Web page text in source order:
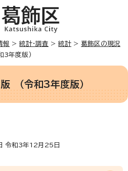
報 > 統計・調査 > 統計 > 葛飾区の現況
年度版）
（令和3年度版）
令和3年12月25日